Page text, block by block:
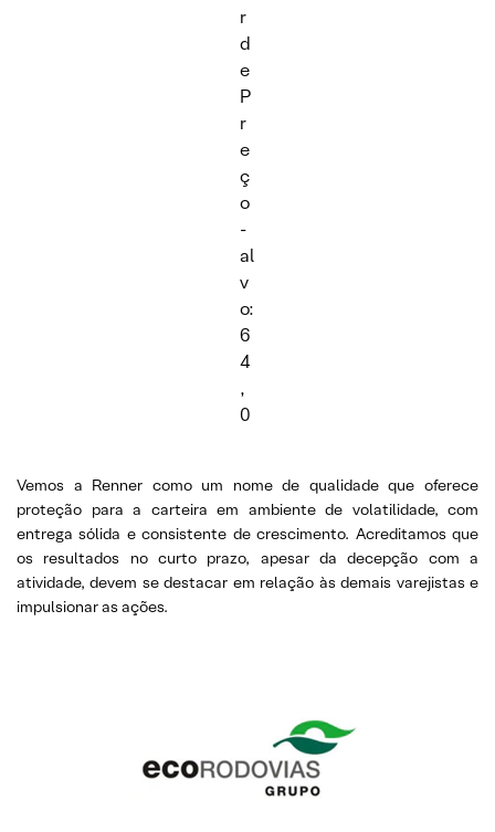
r
d
e
P
r
e
ç
o
-
al
v
o:
6
4
,
0
Vemos a Renner como um nome de qualidade que oferece
proteção para a carteira em ambiente de volatilidade, com
entrega sólida e consistente de crescimento. Acreditamos que
os resultados no curto prazo, apesar da decepção com a
atividade, devem se destacar em relação às demais varejistas e
impulsionar as ações.